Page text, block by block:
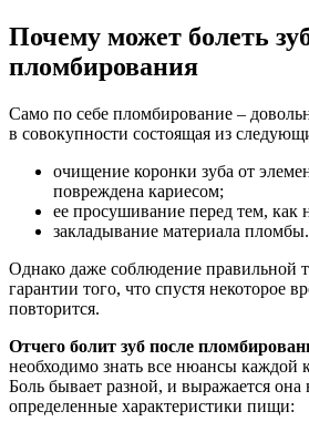
Почему может болеть
пломбирования
Само по себе пломбирование –
в совокупности состоящая из
очищение коронки зуба от
повреждена кариесом;
ее просушивание перед тем, как
закладывание материала пломбы.
Однако даже соблюдение правильной
гарантии того, что спустя некоторое
повторится.
Отчего болит зуб после
необходимо знать все нюансы каждой
Боль бывает разной, и выражается она
определенные характеристики пищи: